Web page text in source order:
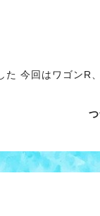
今回はワゴンR